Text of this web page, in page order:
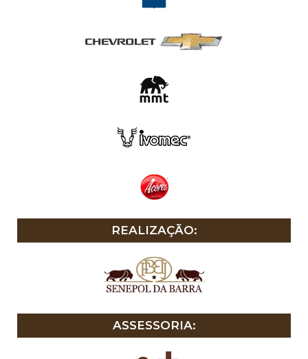
REALIZAÇÃO:
ASSESSORIA: